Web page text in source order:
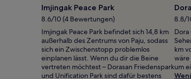
und
Verfügbarkeiten
können
sich
ändern.
Es
können
zusätzliche
Bedingungen
Imjingak Peace Park
8.6/10 (4 Bewertungen)
Imjingak Peace Park befindet sich 14,8 km
außerhalb des Zentrums von Paju, sodass
sich ein Zwischenstopp problemlos
einplanen lässt. Wenn du dir die Beine
vertreten möchtest – Dorasan Friedenspark
und Unification Park sind dafür bestens
8.8/
km
wäre
um